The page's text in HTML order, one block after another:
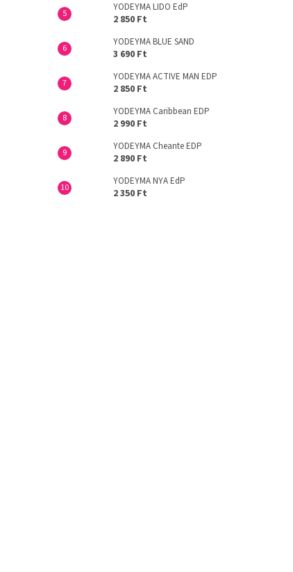
YODEYMA LIDO EdP
2 850 Ft
YODEYMA BLUE SAND
3 690 Ft
YODEYMA ACTIVE MAN EDP
2 850 Ft
YODEYMA Caribbean EDP
2 990 Ft
YODEYMA Cheante EDP
2 890 Ft
YODEYMA NYA EdP
2 350 Ft